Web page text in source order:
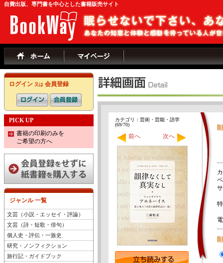
自費出版、専門書を中心とした書籍販売サイト
ログイン 又は 会員登録
PICK UP
書籍の印刷のみを
ご希望の方へ
ジャンル 一覧
文芸（小説・エッセイ・評論）
文芸（詩・短歌・俳句）
個人史・評伝・一族史
研究・ノンフィクション
旅行記・ガイドブック
カテゴリ：芸術・芸能・語学
(69/70)
前へ 次へ